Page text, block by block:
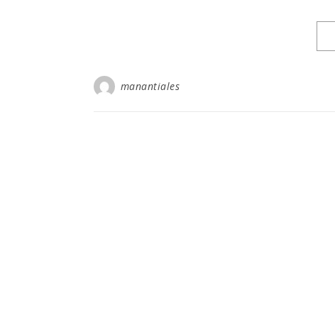
manantiales